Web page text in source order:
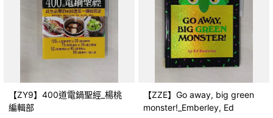
【ZY9】400道電鍋聖經_楊桃
編輯部
【ZZE】Go away, big green
monster!_Emberley, Ed